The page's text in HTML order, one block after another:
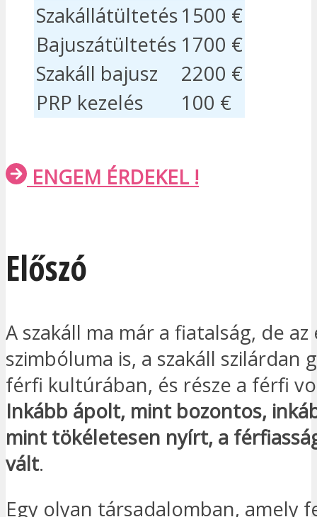
Szakállátültetés1500 €
Bajuszátültetés 1700 €
Szakáll bajusz
2200 €
PRP kezelés
100 €
ENGEM ÉRDEKEL !
Előszó
A szakáll ma már a fiatalság, de
szimbóluma is, a szakáll szilárdan
férfi kultúrában, és része a férfi
Inkább ápolt, mint bozontos,
mint tökéletesen nyírt, a
vált.
Egy olyan társadalomban, amely